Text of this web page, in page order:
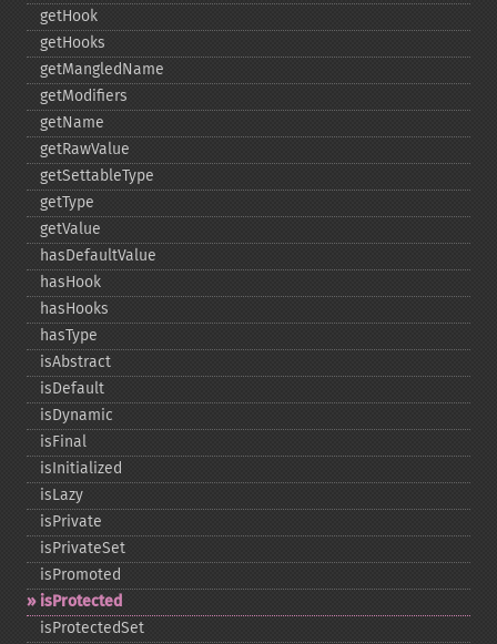
getHook
getHooks
getMangledName
getModifiers
getName
getRawValue
getSettableType
getType
getValue
hasDefaultValue
hasHook
hasHooks
hasType
isAbstract
isDefault
isDynamic
isFinal
isInitialized
isLazy
isPrivate
isPrivateSet
isPromoted
isProtected
isProtectedSet